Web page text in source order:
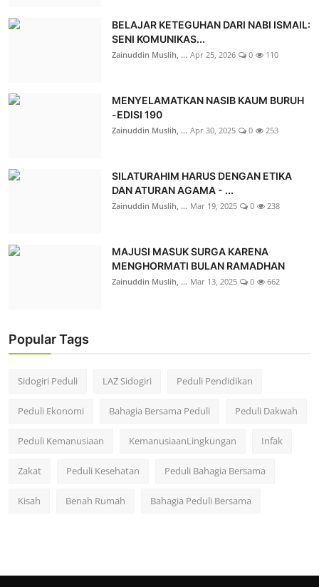
BELAJAR KETEGUHAN DARI NABI ISMAIL:
SENI KOMUNIKAS...
Zainuddin Muslih, ... Apr 25, 2026 0 110
MENYELAMATKAN NASIB KAUM BURUH
-EDISI 190
Zainuddin Muslih, ... Apr 30, 2025 0 253
SILATURAHIM HARUS DENGAN ETIKA
DAN ATURAN AGAMA - ...
Zainuddin Muslih, ... Mar 19, 2025 0 238
MAJUSI MASUK SURGA KARENA
MENGHORMATI BULAN RAMADHAN
Zainuddin Muslih, ... Mar 13, 2025 0 662
Popular Tags
Sidogiri Peduli LAZ Sidogiri Peduli Pendidikan
Peduli Ekonomi Bahagia Bersama Peduli Peduli Dakwah
Peduli Kemanusiaan KemanusiaanLingkungan Infak
Zakat Peduli Kesehatan Peduli Bahagia Bersama
Kisah Benah Rumah Bahagia Peduli Bersama